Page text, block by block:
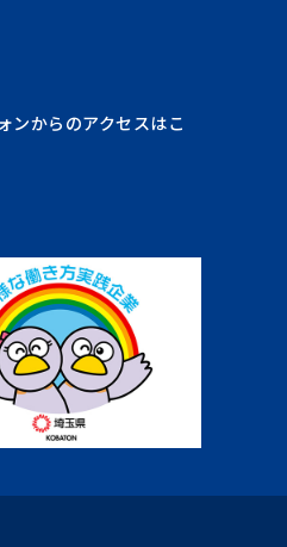
ンからのアクセスはこ